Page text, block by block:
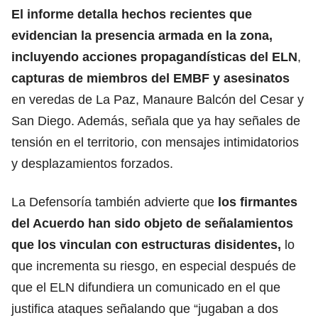
El informe detalla hechos recientes que
evidencian la presencia armada en la zona,
incluyendo acciones propagandísticas del ELN,
capturas de miembros del EMBF y asesinatos
en veredas de La Paz, Manaure Balcón del Cesar y
San Diego. Además, señala que ya hay señales de
tensión en el territorio, con mensajes intimidatorios
y desplazamientos forzados.
La Defensoría también advierte que los firmantes
del Acuerdo han sido objeto de señalamientos
que los vinculan con estructuras disidentes, lo
que incrementa su riesgo, en especial después de
que el ELN difundiera un comunicado en el que
justifica ataques señalando que “jugaban a dos